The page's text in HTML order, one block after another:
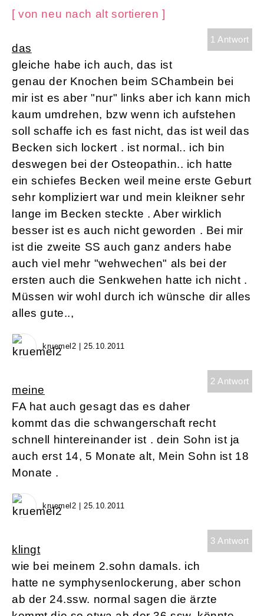
[ von neu nach alt sortieren ]
1 Antwort
das
gleiche habe ich auch, das ist
genau der Knochen beim SChambein bei
mir ist es aber "nur" links aber ich kann mich
kaum umdrehen, bzw wenn ich aufstehen
soll schaffe ich es fast nicht, das ist weil das
Becken sich lockert . ist normal.. ich bin
deswegen bei der Osteopathin.. ich hatte
ein schiefes Becken weil meine erste Geburt
sehr kompliziert war und mein kleikner sehr
lange im Becken steckte . Aber wirklich
besser ist es auch nicht geworden . Bei mir
ist die zweite SS auch ganz anders habe
auch viel mehr "wehwechen" als bei der
ersten auch die Senkwehen hatte ich nicht .
Müssen wir wohl durch ich wünsche dir alles
alles gute..,
kruemel2 | 25.10.2011
2 Antwort
meine
FA hat auch gesagt das es daher
kommt das die schwangerschaft recht
schnell hintereinander ist . dein Sohn ist ja
auch erst 14, 5 Monate alt, Mein Sohn ist 18
Monate .
kruemel2 | 25.10.2011
3 Antwort
klingt
wie bei meinem 2.sohn damals. ich
hatte ne symphysenlockerung, aber schon
ab der 24.ssw. normal sagen die ärzte